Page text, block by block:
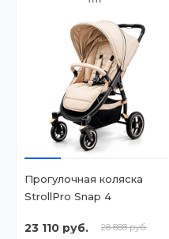
Прогулочная коляска
StrollPro Snap 4
23 110 руб. 28 888 руб.